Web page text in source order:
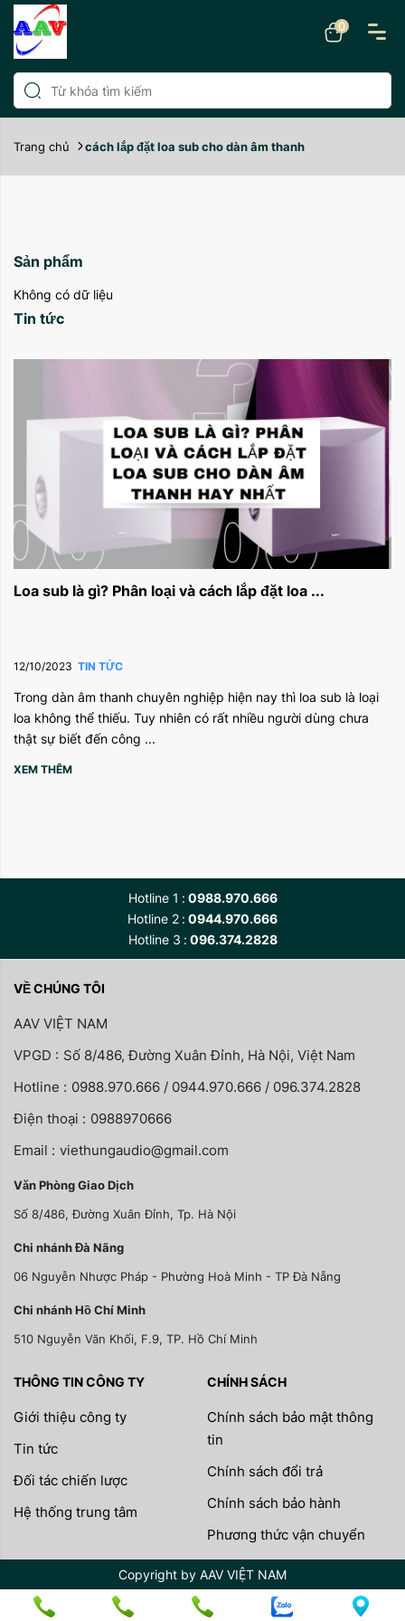
0
Trang chủ cách lắp đặt loa sub cho dàn âm thanh
Sản phẩm
Không có dữ liệu
Tin tức
Loa sub là gì? Phân loại và cách lắp đặt loa ...
12/10/2023 TIN TỨC
Trong dàn âm thanh chuyên nghiệp hiện nay thì loa sub là loại
loa không thể thiếu. Tuy nhiên có rất nhiều người dùng chưa
thật sự biết đến công ...
XEM THÊM
Hotline 1
0988.970.666
Hotline 2 0944.970.666
Hotline 3
096.374.2828
VỀ CHÚNG TÔI
AAV VIỆT NAM
VPGD : Số 8/486, Đường Xuân Đỉnh, Hà Nội, Việt Nam
Hotline : 0988.970.666 / 0944.970.666 / 096.374.2828
Điện thoại : 0988970666
Email : viethungaudio@gmail.com
Văn Phòng Giao Dịch
Số 8/486, Đường Xuân Đỉnh, Tp. Hà Nội
Chi nhánh Đà Nãng
06 Nguyễn Nhược Pháp - Phường Hoà Minh - TP Đà Nẵng
Chi nhánh Hồ Chí Minh
510 Nguyễn Văn Khối, F.9, TP. Hồ Chí Minh
THÔNG TIN CÔNG TY
Giới thiệu công ty
Tin tức
Đối tác chiến lược
Hệ thống trung tâm
CHÍNH SÁCH
Chính sách bảo mật thông
tin
Chính sách đổi trả
Chính sách bảo hành
Phương thức vận chuyển
Copyright by AAV VIỆT NAM